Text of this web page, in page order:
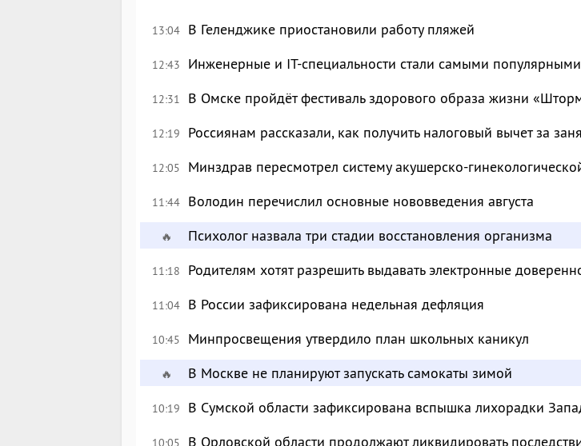
13:04 В Геленджике приостановили работу пляжей
12:43 Инженерные и IT-специальности стали самыми популярными
12:31 В Омске пройдёт фестиваль здорового образа жизни
12:19 Россиянам рассказали, как получить налоговый вычет за
12:05 Минздрав пересмотрел систему акушерско-
11:44 Володин перечислил основные нововведения августа
🔥 Психолог назвала три стадии восстановления организма
11:18 Родителям хотят разрешить выдавать электронные
11:04 В России зафиксирована недельная дефляция
10:45 Минпросвещения утвердило план школьных каникул
🔥 В Москве не планируют запускать самокаты зимой
10:19 В Сумской области зафиксирована вспышка лихорадки
10:05 В Орловской области продолжают ликвидировать